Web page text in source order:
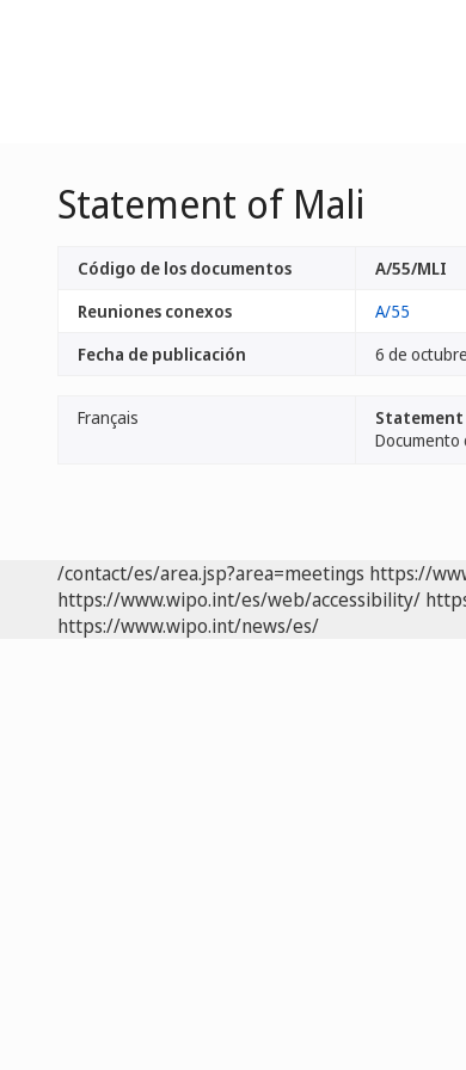
Statement of Mali
Código de los documentos
A/55/MLI
Reuniones conexos
A/55
Fecha de publicación
6 de
Français
Documento
/contact/es/area.jsp?area=meetings https://
https://www.wipo.int/es/web/accessibility/
https://www.wipo.int/news/es/